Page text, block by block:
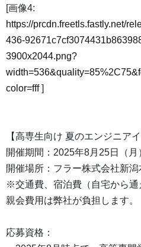
[画像4:
https://prcdn.freetls.fastly.net/
436-
3900x2044.png?
color=fff]
【高専生向け 夏のエンジニア
開催期間：2025年8月25日（月
開催場所：フラー株式会社新潟
※交通費、宿泊費（自宅から
親会費用は弊社が負担します。
応募資格：